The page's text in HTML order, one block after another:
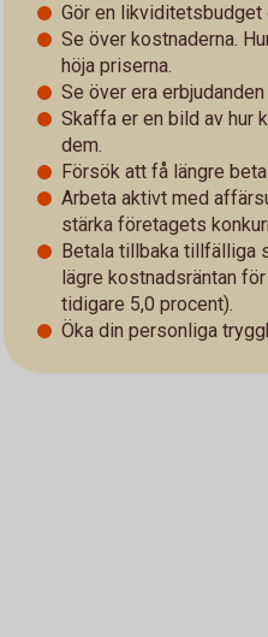
Gör en
Se över kostnaderna.
höja priserna.
Se över era
Skaffa er en bild av hur
dem.
Försök att få längre
Arbeta aktivt med
stärka företagets
Betala tillbaka tillfälliga
lägre kostnadsräntan
tidigare 5,0 procent).
Öka din personliga